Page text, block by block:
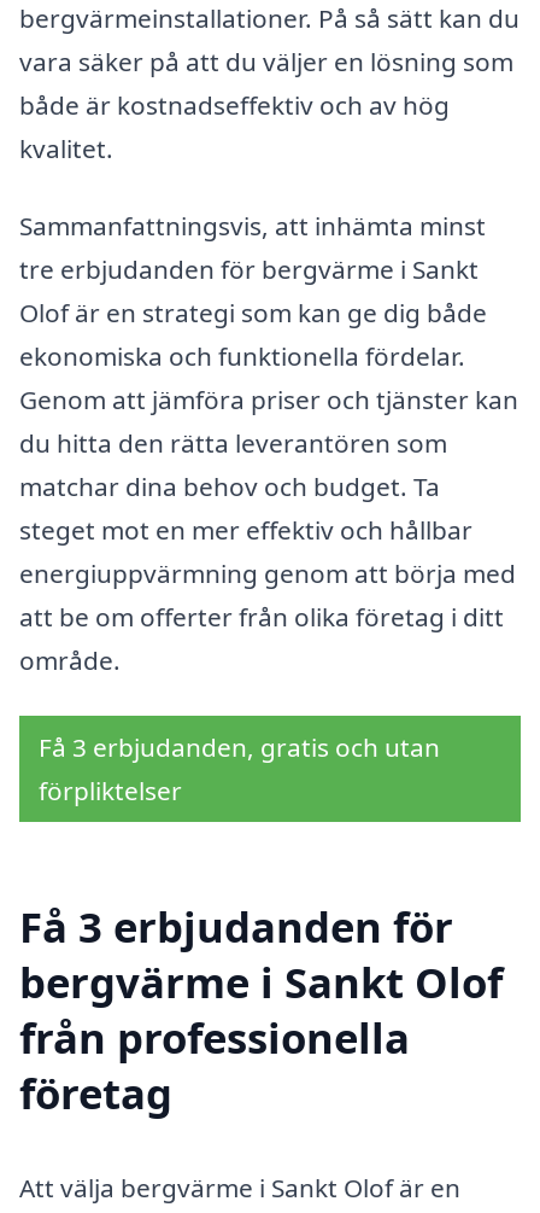
bergvärmeinstallationer. På så sätt kan du
vara säker på att du väljer en lösning som
både är kostnadseffektiv och av hög
kvalitet.
Sammanfattningsvis, att inhämta minst
tre erbjudanden för bergvärme i Sankt
Olof är en strategi som kan ge dig både
ekonomiska och funktionella fördelar.
Genom att jämföra priser och tjänster kan
du hitta den rätta leverantören som
matchar dina behov och budget. Ta
steget mot en mer effektiv och hållbar
energiuppvärmning genom att börja med
att be om offerter från olika företag i ditt
område.
Få 3 erbjudanden, gratis och utan
förpliktelser
Få 3 erbjudanden för
bergvärme i Sankt Olof
från professionella
företag
Att välja bergvärme i Sankt Olof är en